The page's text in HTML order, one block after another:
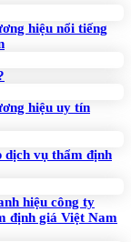
hiệu nổi tiếng
hiệu uy tín
dịch vụ thẩm định
hiệu công ty
định giá Việt Nam